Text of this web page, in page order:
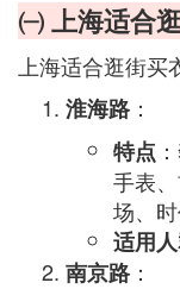
㈠ 上海适合
上海适合逛街买
淮海路 ：
特点
手表
场、时
适用
南京路 ：